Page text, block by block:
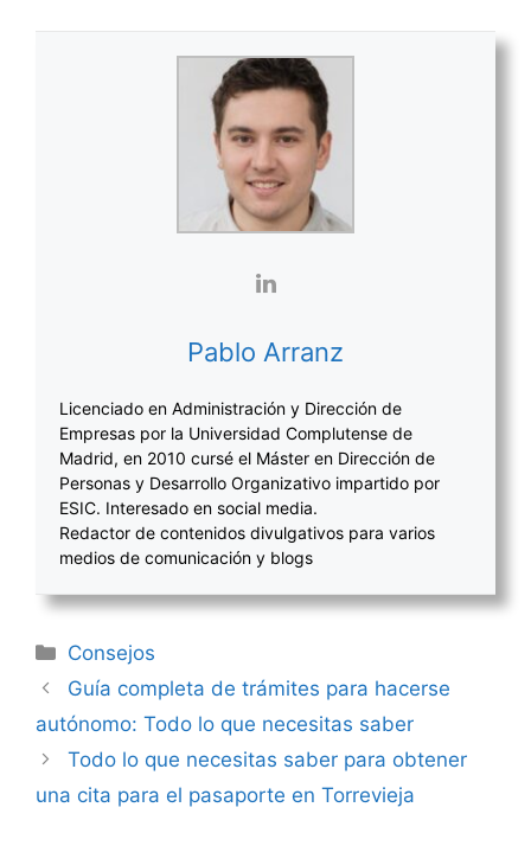
Pablo Arranz
Licenciado en Administración y Dirección de
Empresas por la Universidad Complutense de
Madrid, en 2010 cursé el Máster en Dirección de
Personas y Desarrollo Organizativo impartido por
ESIC. Interesado en social media.
Redactor de contenidos divulgativos para varios
medios de comunicación y blogs
Categorías
Consejos
Navegación
de
Guía completa de trámites para hacerse
autónomo: Todo lo que necesitas saber
Todo lo que necesitas saber para obtener
una cita para el pasaporte en Torrevieja